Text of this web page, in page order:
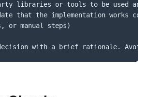
libraries or tools to be used and
that the implementation works
or manual steps)
with a brief rationale. Avoid